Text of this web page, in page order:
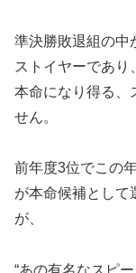
準決勝敗退組の中
ストイヤーであり
本命になり得る、
せん。
前年度3位でこの
が本命候補として
が、